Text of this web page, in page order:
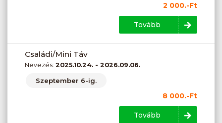
2 000.-Ft
Tovább
Családi/Mini Táv
Nevezés: 2025.10.24. - 2026.09.06.
Szeptember 6-ig.
8 000.-Ft
Tovább